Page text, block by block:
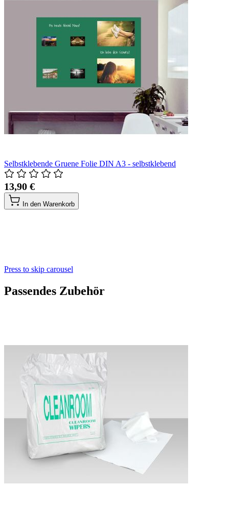
Selbstklebende Gruene Folie DIN A3 - selbstklebend
13,90 €
In den Warenkorb
Press to skip carousel
Passendes Zubehör